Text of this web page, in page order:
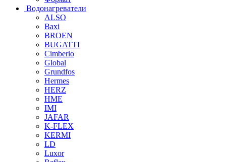
Водонагреватели
ALSO
Baxi
BROEN
BUGATTI
Cimberio
Global
Grundfos
Hermes
HERZ
HME
IMI
JAFAR
K-FLEX
KERMI
LD
Luxor